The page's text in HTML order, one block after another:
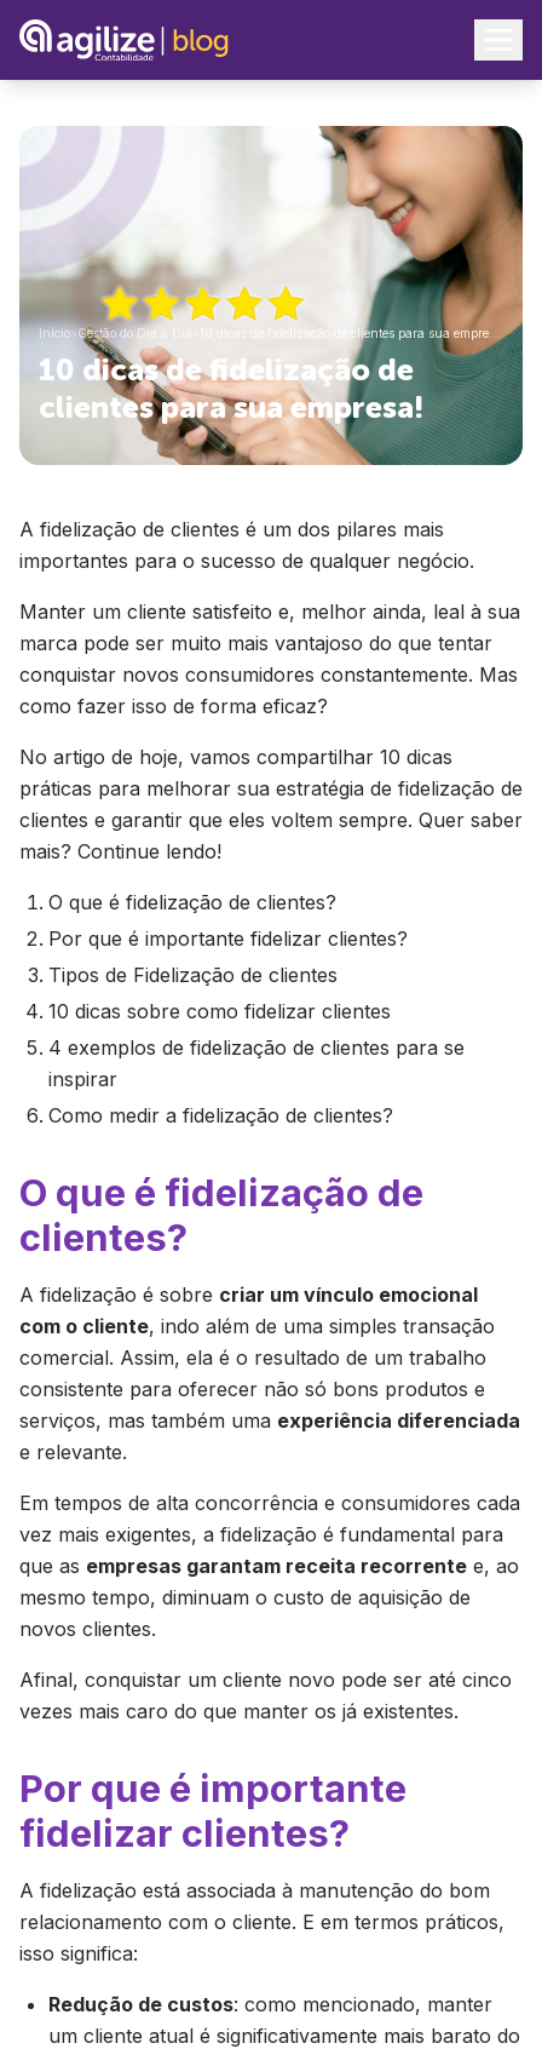
Início>Gestão do Dia a Dia 10 dicas de fidelização de clientes para sua empre…
10 dicas de fidelização de
clientes para sua empresa!
A fidelização de clientes é um dos pilares mais
importantes para o sucesso de qualquer negócio.
Manter um cliente satisfeito e, melhor ainda, leal à sua
marca pode ser muito mais vantajoso do que tentar
conquistar novos consumidores constantemente. Mas
como fazer isso de forma eficaz?
No artigo de hoje, vamos compartilhar 10 dicas
práticas para melhorar sua estratégia de fidelização de
clientes e garantir que eles voltem sempre. Quer saber
mais? Continue lendo!
O que é fidelização de clientes?
Por que é importante fidelizar clientes?
Tipos de Fidelização de clientes
10 dicas sobre como fidelizar clientes
4 exemplos de fidelização de clientes para se
inspirar
Como medir a fidelização de clientes?
O que é fidelização de
clientes?
A fidelização é sobre criar um vínculo emocional
com o cliente, indo além de uma simples transação
comercial. Assim, ela é o resultado de um trabalho
consistente para oferecer não só bons produtos e
serviços, mas também uma experiência diferenciada
e relevante.
Em tempos de alta concorrência e consumidores cada
vez mais exigentes, a fidelização é fundamental para
que as empresas garantam receita recorrente e, ao
mesmo tempo, diminuam o custo de aquisição de
novos clientes.
Afinal, conquistar um cliente novo pode ser até cinco
vezes mais caro do que manter os já existentes.
Por que é importante
fidelizar clientes?
A fidelização está associada à manutenção do bom
relacionamento com o cliente. E em termos práticos,
isso significa:
Redução de custos: como mencionado, manter
um cliente atual é significativamente mais barato do